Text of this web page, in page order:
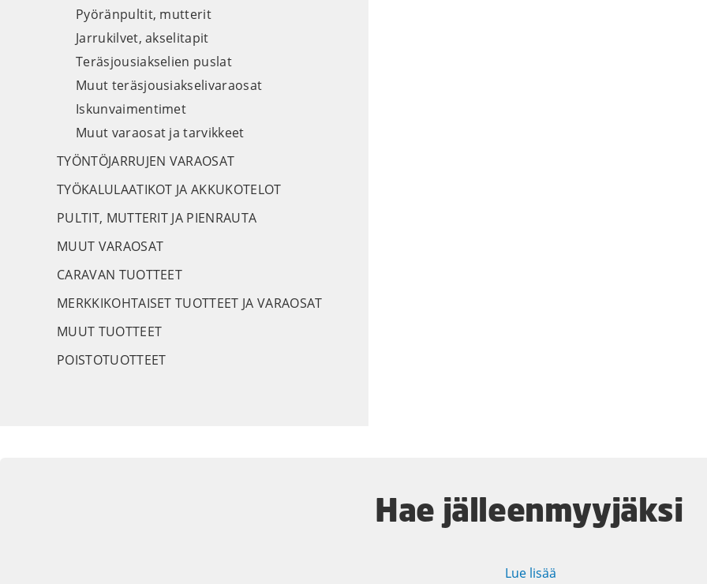
Pyöränpultit, mutterit
Jarrukilvet, akselitapit
Teräsjousiakselien puslat
Muut teräsjousiakselivaraosat
Iskunvaimentimet
Muut varaosat ja tarvikkeet
TYÖNTÖJARRUJEN VARAOSAT
TYÖKALULAATIKOT JA AKKUKOTELOT
PULTIT, MUTTERIT JA PIENRAUTA
MUUT VARAOSAT
CARAVAN TUOTTEET
MERKKIKOHTAISET TUOTTEET JA VARAOSAT
MUUT TUOTTEET
POISTOTUOTTEET
Hae jälleenmyyjäksi
Lue lisää